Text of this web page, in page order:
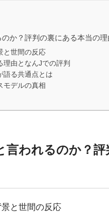
か？評判の裏にある本当の理
と世間の反応
理由となんJでの評判
語る共通点とは
モデルの真相
言われるのか？
と世間の反応